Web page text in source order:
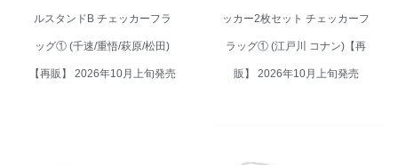
ルスタンドB チェッカーフラ
ッグ① (千速/重悟/萩原/松田)
【再販】 2026年10月上旬発売
ッカー2枚セット チェッカーフ
ラッグ① (江戸川 コナン)【再
販】 2026年10月上旬発売